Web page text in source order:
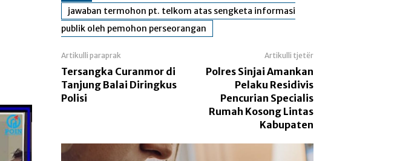
jawaban termohon pt. telkom atas sengketa informasi
publik oleh pemohon perseorangan
Artikulli paraprak
Tersangka Curanmor di
Tanjung Balai Diringkus
Polisi
Artikulli tjetër
Polres Sinjai Amankan
Pelaku Residivis
Pencurian Specialis
Rumah Kosong Lintas
Kabupaten